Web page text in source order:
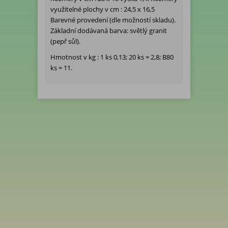
využitelné plochy v cm : 24,5 x 16,5
Barevné provedení (dle možností skladu).
Základní dodávaná barva: světlý granit
(pepř sůl).
Hmotnost v kg : 1 ks 0,13; 20 ks = 2,8; B80
ks = 11.